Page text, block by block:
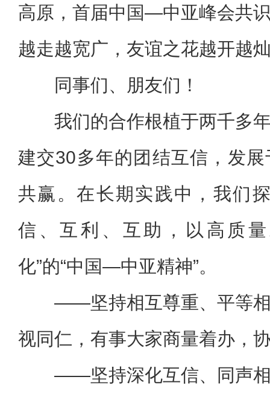
高原，首届中国—中亚峰会共
越走越宽广，友谊之花越开越
同事们、朋友们！
我们的合作根植于两千多
建交30多年的团结互信，发
共赢。在长期实践中，我们
信、互利、互助，以高质
化”的“中国—中亚精神”。
——坚持相互尊重、平等
视同仁，有事大家商量着办，
——坚持深化互信、同声